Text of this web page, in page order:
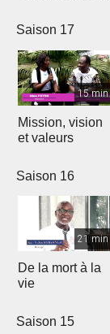
Saison 17
15 min
Mission, vision
et valeurs
Saison 16
21 min
De la mort à la
vie
Saison 15